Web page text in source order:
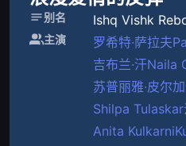
别名 Ishq Vishk
主演 罗希特·萨拉夫
吉布兰·汗Naila
苏普丽雅·皮尔
Shilpa Tulaskar
Anita Kulkarni